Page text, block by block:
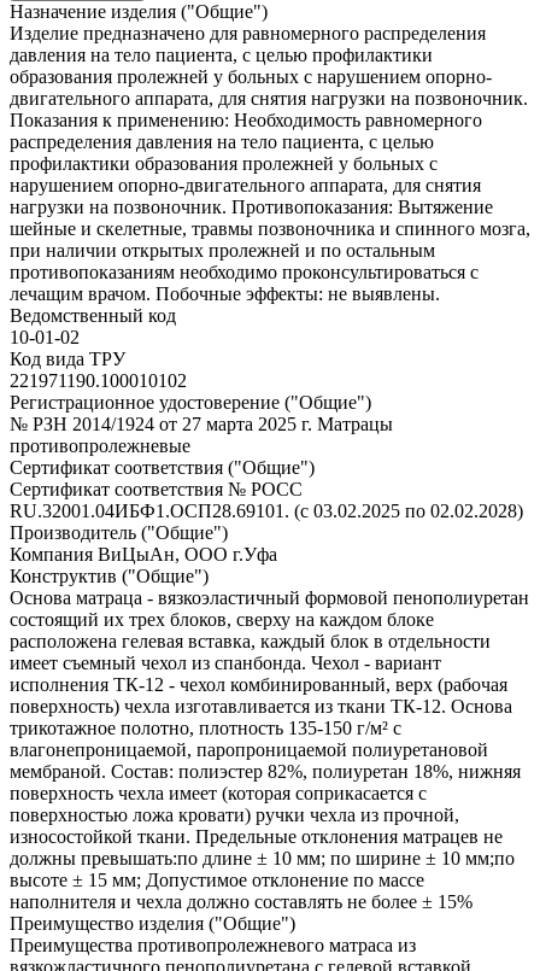
Назначение изделия ("Общие")
Изделие предназначено для равномерного распределения
давления на тело пациента, с целью профилактики
образования пролежней у больных с нарушением опорно-
двигательного аппарата, для снятия нагрузки на позвоночник.
Показания к применению: Необходимость равномерного
распределения давления на тело пациента, с целью
профилактики образования пролежней у больных с
нарушением опорно-двигательного аппарата, для снятия
нагрузки на позвоночник. Противопоказания: Вытяжение
шейные и скелетные, травмы позвоночника и спинного мозга,
при наличии открытых пролежней и по остальным
противопоказаниям необходимо проконсультироваться с
лечащим врачом. Побочные эффекты: не выявлены.
Ведомственный код
10-01-02
Код вида ТРУ
221971190.100010102
Регистрационное удостоверение ("Общие")
№ РЗН 2014/1924 от 27 марта 2025 г. Матрацы
противопролежневые
Сертификат соответствия ("Общие")
Сертификат соответствия № РОСС
RU.32001.04ИБФ1.ОСП28.69101. (с 03.02.2025 по 02.02.2028)
Производитель ("Общие")
Компания ВиЦыАн, ООО г.Уфа
Конструктив ("Общие")
Основа матраца - вязкоэластичный формовой пенополиуретан
состоящий их трех блоков, сверху на каждом блоке
расположена гелевая вставка, каждый блок в отдельности
имеет съемный чехол из спанбонда. Чехол - вариант
исполнения ТК-12 - чехол комбинированный, верх (рабочая
поверхность) чехла изготавливается из ткани ТК-12. Основа
трикотажное полотно, плотность 135-150 г/м² с
влагонепроницаемой, паропроницаемой полиуретановой
мембраной. Состав: полиэстер 82%, полиуретан 18%, нижняя
поверхность чехла имеет (которая соприкасается с
поверхностью ложа кровати) ручки чехла из прочной,
износостойкой ткани. Предельные отклонения матрацев не
должны превышать:по длине ± 10 мм; по ширине ± 10 мм;по
высоте ± 15 мм; Допустимое отклонение по массе
наполнителя и чехла должно составлять не более ± 15%
Преимущество изделия ("Общие")
Преимущества противопролежневого матраса из